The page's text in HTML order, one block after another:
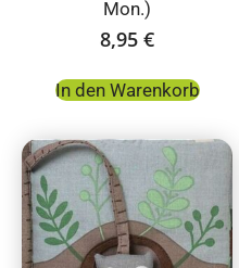
Mon.)
8,95 €
In den Warenkorb